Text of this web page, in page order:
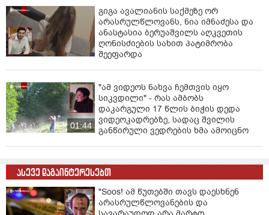
გიგა ავალიანის საქმეზე ორ
არასრულწლოვანს, ნია იმნაძესა და
ანასტასია ბერუაშვილს აღკვეთის
ღონისძიების სახით პატიმრობა
შეეფარდა
01:44
"ამ ვიდეოს ნახვა ჩემთვის იყო
სიკვდილი" - რას ამბობს
დაკარგული 17 წლის ბიჭის დედა
ვიდეოკადრებზე, სადაც შვილის
განწირული ვედრების ხმა ამოიცნო
ასევე დაგაინტერესებთ
"Soos! ამ წუთებში თავს დაესხნენ
არასრულწლოვანების და